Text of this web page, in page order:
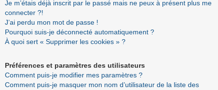
Je m’étais déjà inscrit par le passé mais ne peux à présent plus me
connecter ?!
J’ai perdu mon mot de passe !
Pourquoi suis-je déconnecté automatiquement ?
À quoi sert « Supprimer les cookies » ?
Préférences et paramètres des utilisateurs
Comment puis-je modifier mes paramètres ?
Comment puis-je masquer mon nom d’utilisateur de la liste des